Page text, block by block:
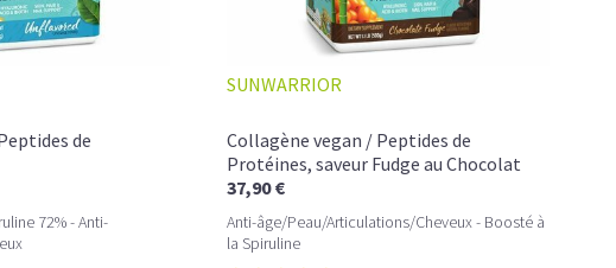
de
72% - Anti-
SUNWARRIOR
Collagène vegan / Peptides de
Protéines, saveur Fudge au Chocolat
37,90 €
Anti-âge/Peau/Articulations/Cheveux - Boosté à
la Spiruline